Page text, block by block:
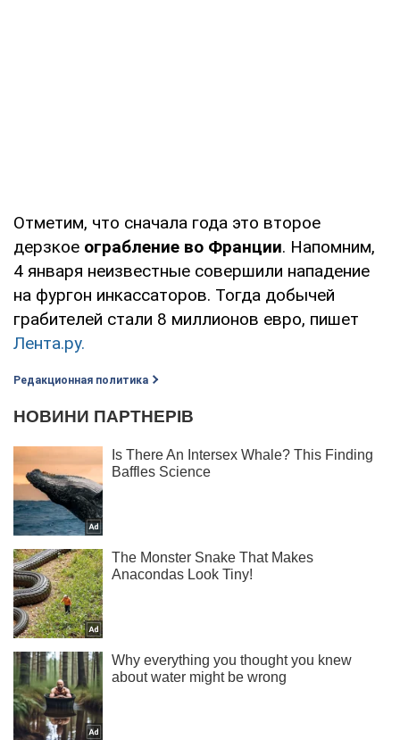
Отметим, что сначала года это второе
дерзкое ограбление во Франции. Напомним,
4 января неизвестные совершили нападение
на фургон инкассаторов. Тогда добычей
грабителей стали 8 миллионов евро, пишет
Лента.ру.
Редакционная политика